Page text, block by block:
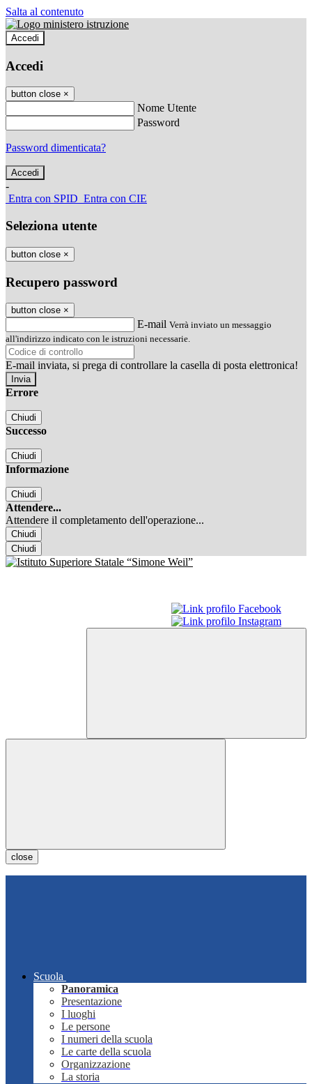
Salta al contenuto
Accedi
Accedi
button close ×
Nome Utente
Password
Password dimenticata?
-
Entra con SPID Entra con CIE
Seleziona utente
button close ×
Recupero password
button close ×
E-mail Verrà inviato un messaggio
all'indirizzo indicato con le istruzioni necessarie.
E-mail inviata, si prega di controllare la casella di posta elettronica!
Errore
Chiudi
Successo
Chiudi
Informazione
Chiudi
Attendere...
Attendere il completamento dell'operazione...
Chiudi
Chiudi
close
Scuola
Panoramica
Presentazione
I luoghi
Le persone
I numeri della scuola
Le carte della scuola
Organizzazione
La storia